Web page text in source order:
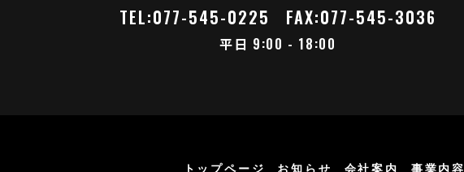
TEL:077-545-0225 FAX:077-545-3036
平日 9:00 - 18:00
トップページ お知らせ 会社案内 事業内容